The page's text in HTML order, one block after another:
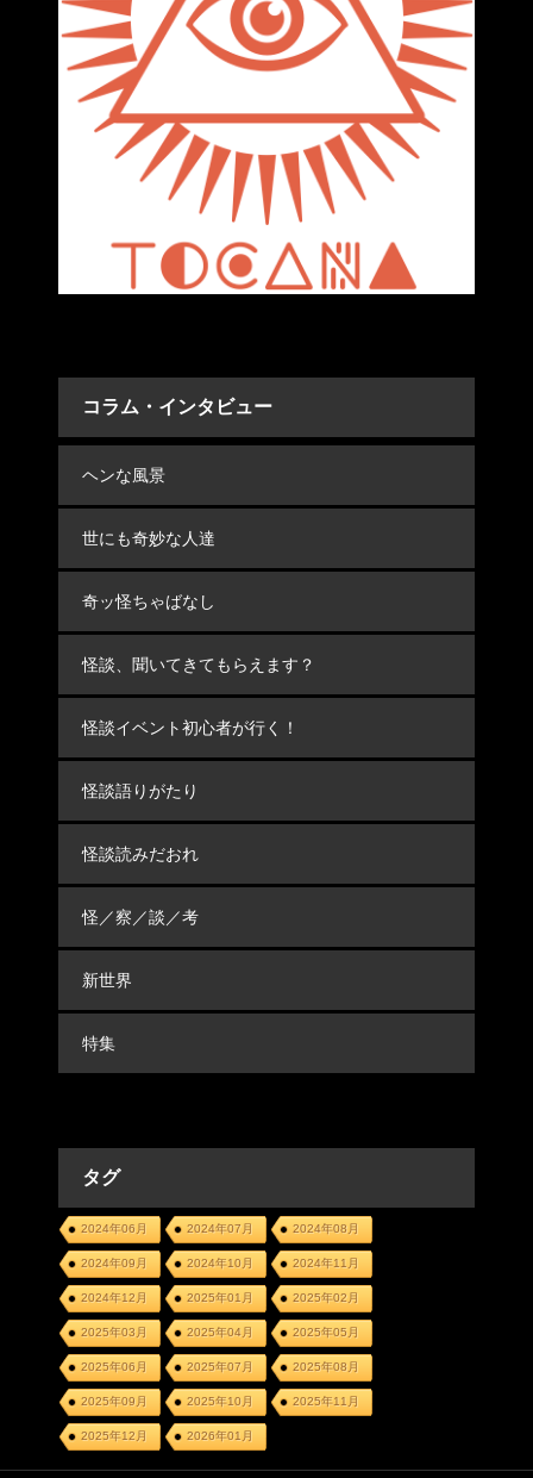
コラム・インタビュー
ヘンな風景
世にも奇妙な人達
奇ッ怪ちゃばなし
怪談、聞いてきてもらえます？
怪談イベント初心者が行く！
怪談語りがたり
怪談読みだおれ
怪／察／談／考
新世界
特集
タグ
2024年06月 2024年07月 2024年08月
2024年09月 2024年10月 2024年11月
2024年12月 2025年01月 2025年02月
2025年03月 2025年04月 2025年05月
2025年06月 2025年07月 2025年08月
2025年09月 2025年10月 2025年11月
2025年12月 2026年01月